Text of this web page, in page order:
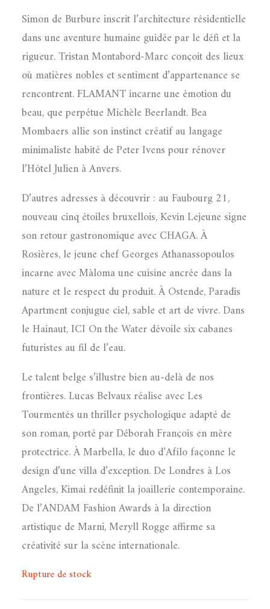
Simon de Burbure inscrit l’architecture résidentielle
dans une aventure humaine guidée par le défi et la
rigueur. Tristan Montabord-Marc conçoit des lieux
où matières nobles et sentiment d’appartenance se
rencontrent. FLAMANT incarne une émotion du
beau, que perpétue Michèle Beerlandt. Bea
Mombaers allie son instinct créatif au langage
minimaliste habité de Peter Ivens pour rénover
l’Hôtel Julien à Anvers.
D’autres adresses à découvrir : au Faubourg 21,
nouveau cinq étoiles bruxellois, Kevin Lejeune signe
son retour gastronomique avec CHAGA. À
Rosières, le jeune chef Georges Athanassopoulos
incarne avec Màloma une cuisine ancrée dans la
nature et le respect du produit. À Ostende, Paradis
Apartment conjugue ciel, sable et art de vivre. Dans
le Hainaut, ICI On the Water dévoile six cabanes
futuristes au fil de l’eau.
Le talent belge s’illustre bien au-delà de nos
frontières. Lucas Belvaux réalise avec Les
Tourmentés un thriller psychologique adapté de
son roman, porté par Déborah François en mère
protectrice. À Marbella, le duo d’Afílo façonne le
design d’une villa d’exception. De Londres à Los
Angeles, Kimai redéfinit la joaillerie contemporaine.
De l’ANDAM Fashion Awards à la direction
artistique de Marni, Meryll Rogge affirme sa
créativité sur la scène internationale.
Rupture de stock